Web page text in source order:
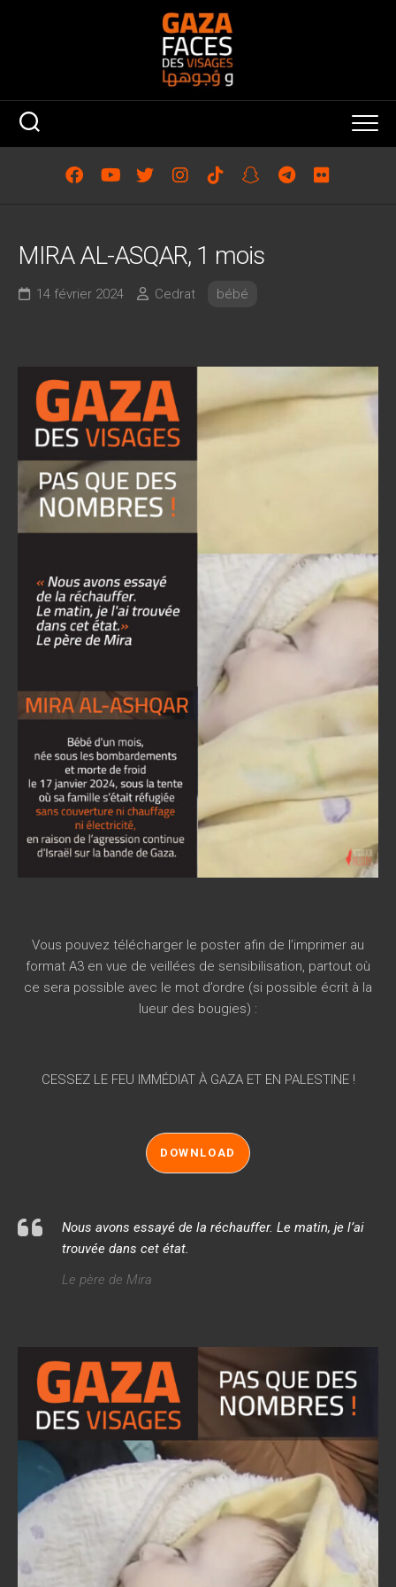
MIRA AL-ASQAR, 1 mois
14 février 2024 Cedrat bébé
Vous pouvez télécharger le poster afin de l’imprimer au
format A3 en vue de veillées de sensibilisation, partout où
ce sera possible avec le mot d’ordre (si possible écrit à la
lueur des bougies) :
CESSEZ LE FEU IMMÉDIAT À GAZA ET EN PALESTINE !
DOWNLOAD
Nous avons essayé de la réchauffer. Le matin, je l’ai
trouvée dans cet état.
Le père de Mira